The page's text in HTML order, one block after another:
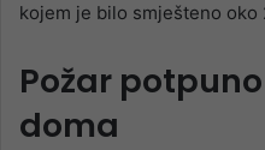
kojem je bilo smješteno oko
Požar
doma